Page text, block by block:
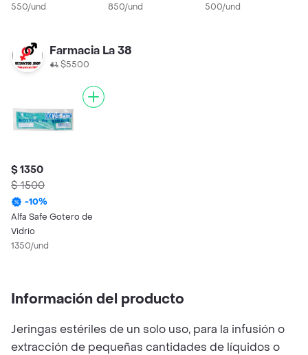
550/und
850/und
Coprológico
500/und
Farmacia La 38
$5500
$ 1350
$ 1500
-10%
Alfa Safe Gotero de
Vidrio
1350/und
Información del producto
Jeringas estériles de un solo uso, para la infusión o
extracción de pequeñas cantidades de líquidos o